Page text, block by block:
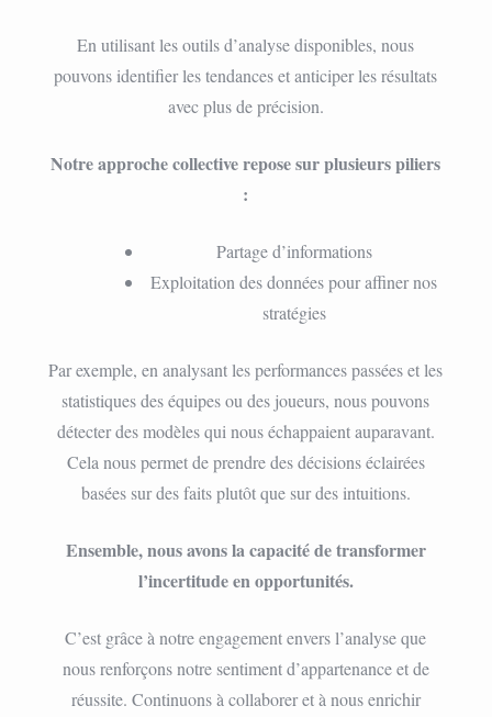
En utilisant les outils d’analyse disponibles, nous
pouvons identifier les tendances et anticiper les résultats
avec plus de précision.
Notre approche collective repose sur plusieurs piliers
:
Partage d’informations
Exploitation des données pour affiner nos
stratégies
Par exemple, en analysant les performances passées et les
statistiques des équipes ou des joueurs, nous pouvons
détecter des modèles qui nous échappaient auparavant.
Cela nous permet de prendre des décisions éclairées
basées sur des faits plutôt que sur des intuitions.
Ensemble, nous avons la capacité de transformer
l’incertitude en opportunités.
C’est grâce à notre engagement envers l’analyse que
nous renforçons notre sentiment d’appartenance et de
réussite. Continuons à collaborer et à nous enrichir